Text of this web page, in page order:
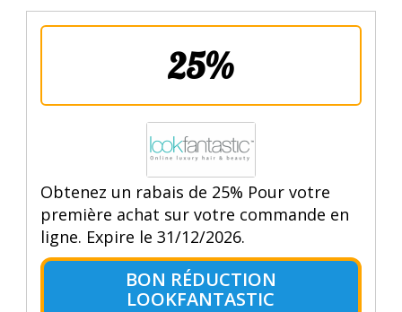
25%
Obtenez un rabais de 25% Pour votre
première achat sur votre commande en
ligne. Expire le 31/12/2026.
BON RÉDUCTION
LOOKFANTASTIC